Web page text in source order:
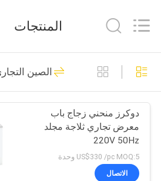
بيت
منتجات
أشرطة
فيديو
equipments
limited.
Reserved.
التجاري
المطبخ
143
المنتجات
الصين
دوكرز منحني زجاج باب
معرض تجاري ثلاجة مجلد
220V 50Hz
US$330 /pc MOQ:5 وحدة
الاتصال